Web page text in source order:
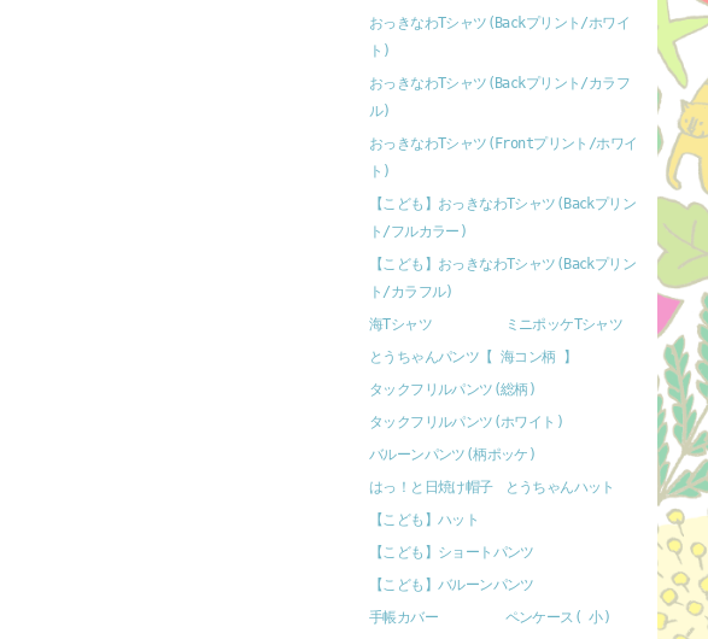
おっきなわTシャツ(Backプリント/ホワイ
ト)
おっきなわTシャツ(Backプリント/カラフ
ル)
おっきなわTシャツ(Frontプリント/ホワイ
ト)
【こども】おっきなわTシャツ(Backプリン
ト/フルカラー)
【こども】おっきなわTシャツ(Backプリン
ト/カラフル)
海Tシャツ
ミニポッケTシャツ
とうちゃんパンツ【 海コン柄 】
タックフリルパンツ(総柄)
タックフリルパンツ(ホワイト)
バルーンパンツ(柄ポッケ)
はっ！と日焼け帽子
とうちゃんハット
【こども】ハット
【こども】ショートパンツ
【こども】バルーンパンツ
手帳カバー
ペンケース( 小)